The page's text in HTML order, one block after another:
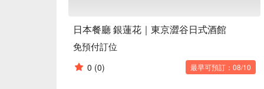
日本餐廳 銀蓮花｜東京澀谷日式酒館
免預付訂位
0 (0) 最早可預訂：08/10